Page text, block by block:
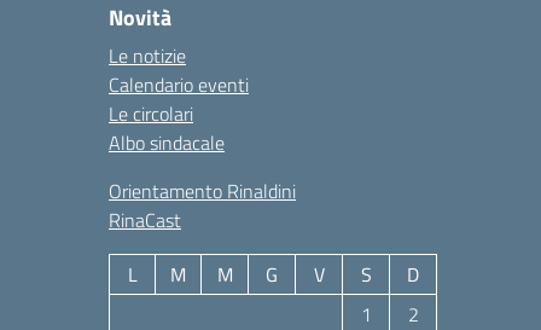
Novità
Le notizie
Calendario eventi
Le circolari
Albo sindacale
Orientamento Rinaldini
RinaCast
L M M G V S
D
1
2